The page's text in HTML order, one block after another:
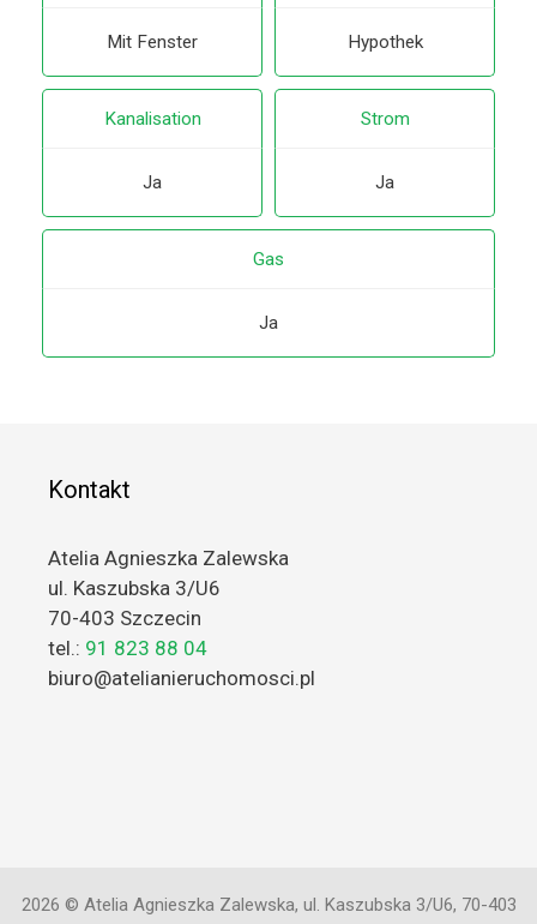
Mit Fenster Hypothek
Kanalisation
Ja
Strom
Ja
Gas
Ja
Kontakt
Atelia Agnieszka Zalewska
ul. Kaszubska 3/U6
70-403 Szczecin
tel.: 91 823 88 04
biuro@atelianieruchomosci.pl
2026 © Atelia Agnieszka Zalewska, ul. Kaszubska 3/U6, 70-403